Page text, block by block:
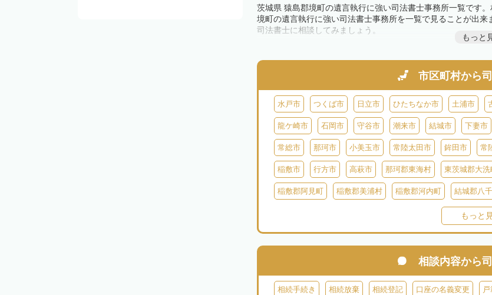
茨城県 猿島郡境町の遺言執行に強い司法書士事務所一覧です
境町の遺言執行に強い司法書士事務所を一覧で見ることが出
司法書士に相談してみましょう。
もっと
市区町村から
水戸市 つくば市 日立市 ひたちなか市 土浦市
龍ケ崎市 石岡市 守谷市 潮来市 結城市 下妻市
常総市 那珂市 小美玉市 常陸太田市 鉾田市 常
稲敷市 行方市 高萩市 那珂郡東海村 東茨城郡大洗
稲敷郡阿見町 稲敷郡美浦村 稲敷郡河内町 結城郡八
もっと
相談内容から
相続手続き 相続放棄 相続登記 口座の名義変更